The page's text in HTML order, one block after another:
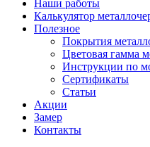
Наши работы
Калькулятор
Полезное
Покрытия
Цветовая гамма
Инструкции по
Сертификаты
Статьи
Акции
Замер
Контакты